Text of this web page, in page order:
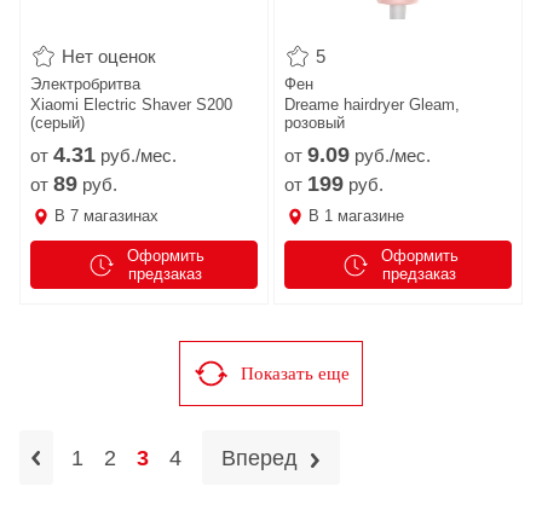
Нет оценок
Электробритва
Xiaomi Electric Shaver S200
(серый)
от 4.31 руб./мес.
от 89 руб.
В 7 магазинах
Оформить
предзаказ
5
Фен
Dreame hairdryer Gleam,
розовый
от 9.09 руб./мес.
от 199 руб.
В 1 магазине
Оформить
предзаказ
Показать еще
1 2 3 4 Вперед